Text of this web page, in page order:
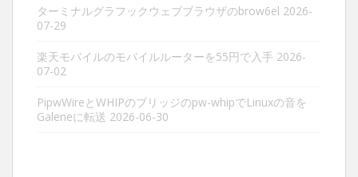
ターミナルグラフックウェブブラウザのbrow6el 2026-
07-29
楽天モバイルのモバイルルーターを55円で入手 2026-
07-02
PipwWireとWHIPのブリッジのpw-whipでLinuxの音を
Galeneに転送 2026-06-30